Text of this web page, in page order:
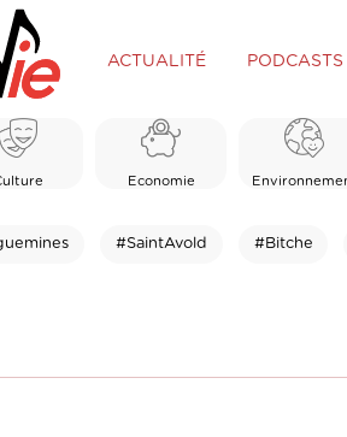
ACTUALITÉ PODCASTS
Economie
#SaintAvold #Bitche